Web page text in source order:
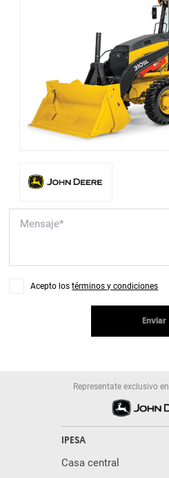
Acepto lostérminos y condiciones
Enviar
Representate exclusivo
IPESA
Casa central